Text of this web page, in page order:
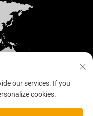
за
our services. If you
cookies.